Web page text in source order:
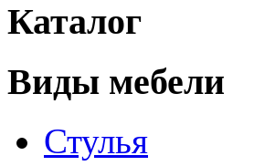
Каталог
Виды мебели
Стулья